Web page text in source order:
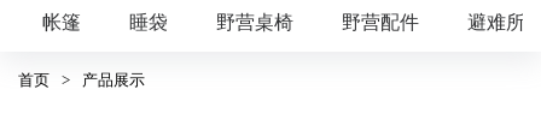
帐篷 睡袋 野营桌椅 野营配件 避难所
首页 > 产品展示